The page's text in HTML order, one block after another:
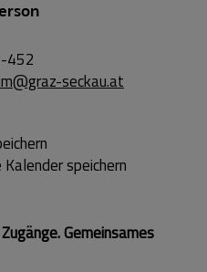
452
seckau.at
Kalender speichern
Gemeinsames